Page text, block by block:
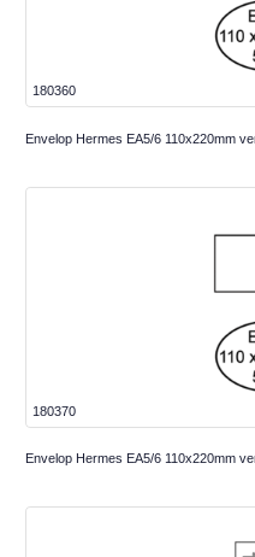
180360
Envelop Hermes EA5/6 110x220mm
180370
Envelop Hermes EA5/6 110x220mm